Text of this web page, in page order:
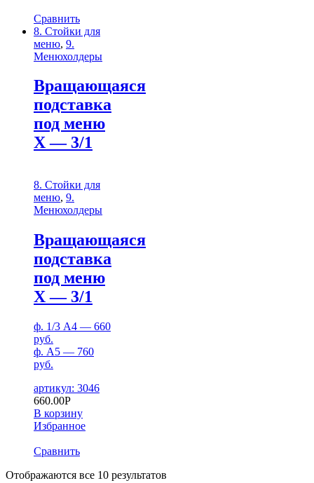
Сравнить
8. Стойки для
меню, 9.
Менюхолдеры
Вращающаяся
подставка
под меню
Х — 3/1
8. Стойки для
меню, 9.
Менюхолдеры
Вращающаяся
подставка
под меню
Х — 3/1
ф. 1/3 А4 — 660
руб.
ф. А5 — 760
руб.
артикул: 3046
660.00Р
В корзину
Избранное
Сравнить
Отображаются все 10 результатов